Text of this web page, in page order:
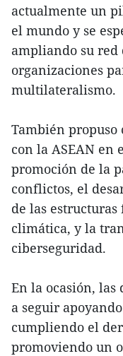
actualmente un
el mundo y se
ampliando su red
organizaciones
multilateralismo.
También propuso
con la ASEAN en
promoción de la
conflictos, el
de las
climática, y la
ciberseguridad.
En la ocasión, las
a seguir
cumpliendo el
promoviendo un